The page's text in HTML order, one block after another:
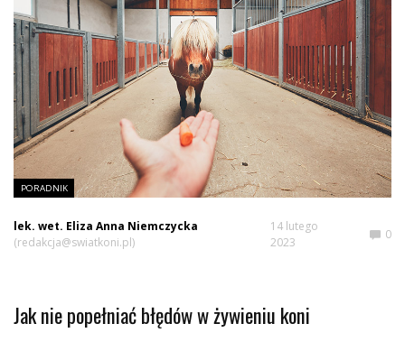
PORADNIK
lek. wet. Eliza Anna Niemczycka
(redakcja@swiatkoni.pl)
14 lutego
2023
0
Jak nie popełniać błędów w żywieniu koni